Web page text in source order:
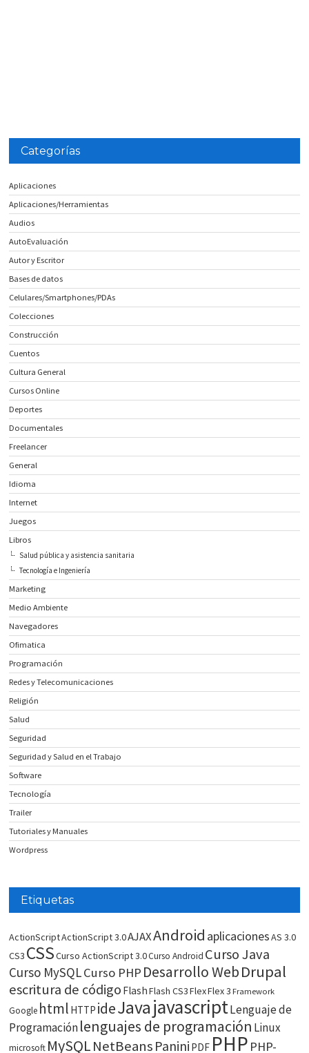
Categorías
Aplicaciones
Aplicaciones/Herramientas
Audios
AutoEvaluación
Autor y Escritor
Bases de datos
Celulares/Smartphones/PDAs
Colecciones
Construcción
Cuentos
Cultura General
Cursos Online
Deportes
Documentales
Freelancer
General
Idioma
Internet
Juegos
Libros
Salud pública y asistencia sanitaria
Tecnología e Ingeniería
Marketing
Medio Ambiente
Navegadores
Ofimatica
Programación
Redes y Telecomunicaciones
Religión
Salud
Seguridad
Seguridad y Salud en el Trabajo
Software
Tecnología
Trailer
Tutoriales y Manuales
Wordpress
Etiquetas
ActionScriptActionScript 3.0AJAXAndroid aplicacionesAS 3.0
CS3 CSSCurso ActionScript 3.0Curso Android Curso Java
Curso MySQLCurso PHP Desarrollo WebDrupal
escritura de código FlashFlash CS3FlexFlex 3 Framework
Google html HTTP ideJavajavascriptLenguaje de
Programaciónlenguajes de programación Linux
microsoft MySQLNetBeans Panini PDF PHP PHP-